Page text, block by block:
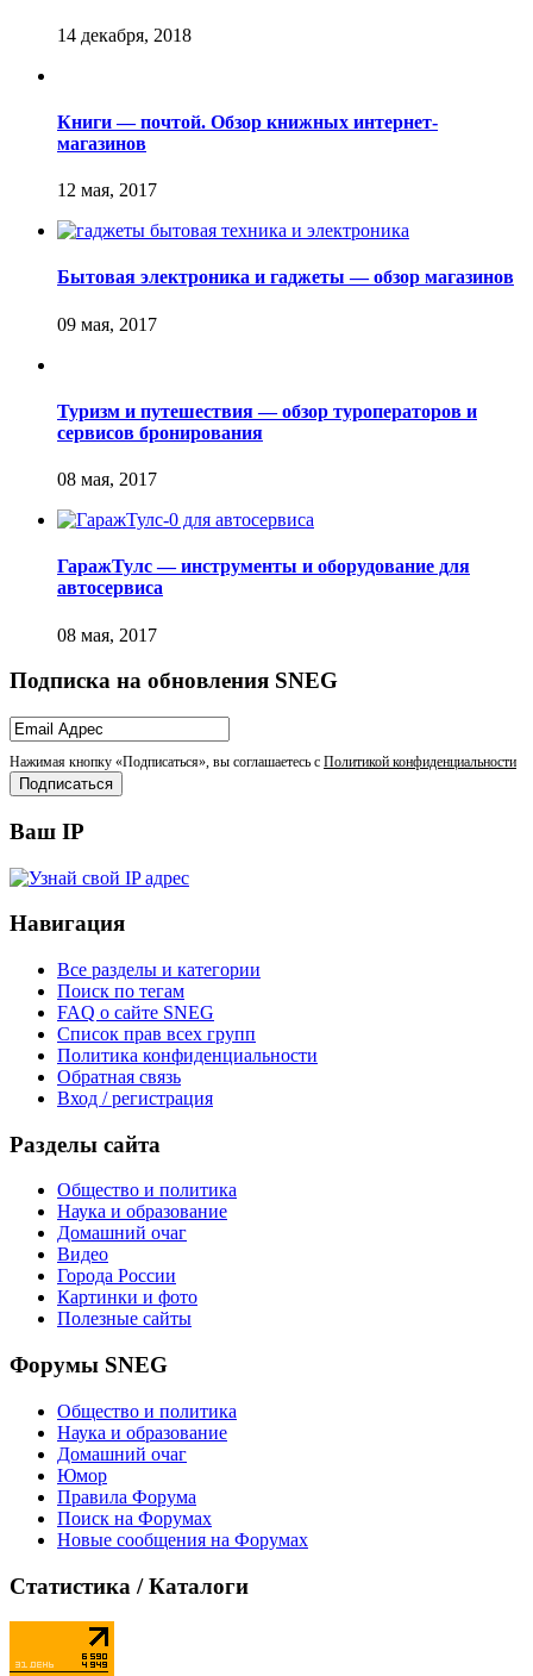
Книги — почтой. Обзор книжных интернет-
магазинов
Бытовая электроника и гаджеты — обзор магазинов
Туризм и путешествия — обзор туроператоров и
сервисов бронирования
ГаражТулс — инструменты и оборудование для
автосервиса
Подписка на обновления SNEG
Нажимая кнопку «Подписаться», вы соглашаетесь с Политикой конфиденциальности
Ваш IP
Навигация
Все разделы и категории
Поиск по тегам
FAQ о сайте SNEG
Список прав всех групп
Политика конфиденциальности
Обратная связь
Вход / регистрация
Разделы сайта
Общество и политика
Наука и образование
Домашний очаг
Видео
Города России
Картинки и фото
Полезные сайты
Форумы SNEG
Общество и политика
Наука и образование
Домашний очаг
Юмор
Правила Форума
Поиск на Форумах
Новые сообщения на Форумах
Статистика / Каталоги